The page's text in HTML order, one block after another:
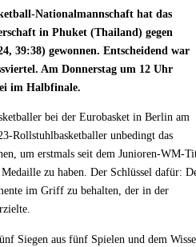
Nationalmannschaft hat das
in Phuket (Thailand) gegen
39:38) gewonnen. Entscheidend war
Am Donnerstag um 12 Uhr
im Halbfinale.
bei der Eurobasket in Berlin am
Rollstuhlbasketballer unbedingt das
um erstmals seit dem Junioren-WM-
zu haben. Der Schlüssel dafür:
im Griff zu behalten, der in der
Siegen aus fünf Spielen und dem